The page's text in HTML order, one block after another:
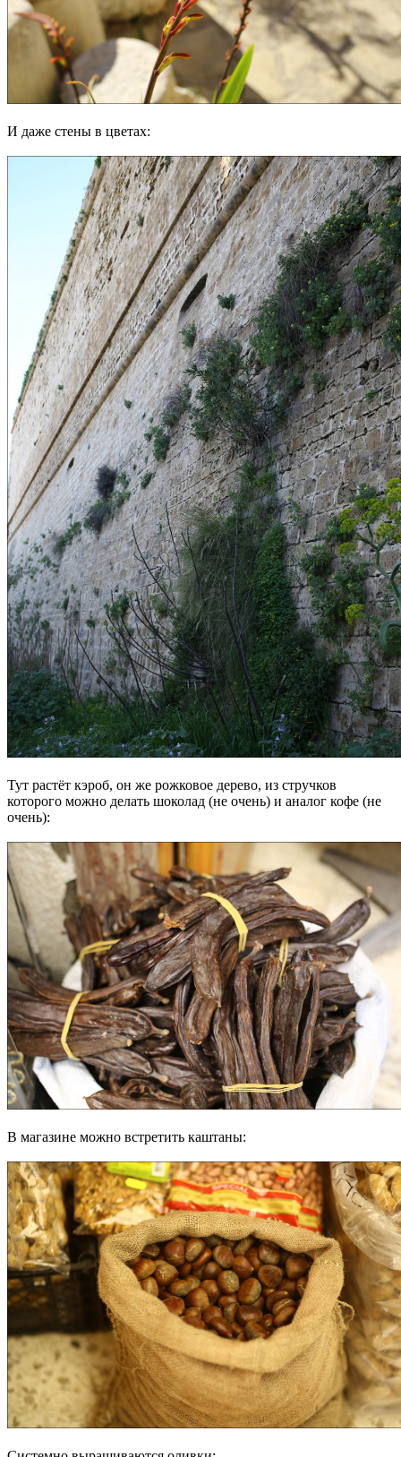
И даже стены в цветах:
Тут растёт кэроб, он же рожковое дерево, из стручков
которого можно делать шоколад (не очень) и аналог кофе (не
очень):
В магазине можно встретить каштаны: